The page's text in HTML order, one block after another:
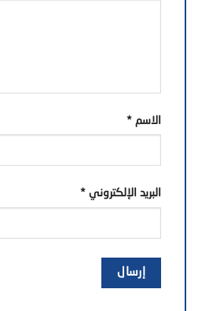
الاسم *
البريد الإلكتروني *